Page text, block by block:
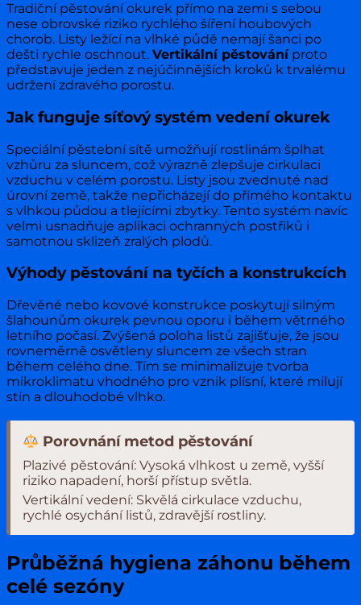
Tradiční pěstování okurek přímo na zemi s sebou
nese obrovské riziko rychlého šíření houbových
chorob. Listy ležící na vlhké půdě nemají šanci po
dešti rychle oschnout. Vertikální pěstováníproto
představuje jeden z nejúčinnějších kroků k trvalému
udržení zdravého porostu.
Jak funguje síťový systém vedení okurek
Speciální pěstební sítě umožňují rostlinám šplhat
vzhůru za sluncem, což výrazně zlepšuje cirkulaci
vzduchu v celém porostu. Listy jsou zvednuté nad
úrovní země, takže nepřicházejí do přímého kontaktu
s vlhkou půdou a tlejícími zbytky. Tento systém navíc
velmi usnadňuje aplikaci ochranných postřiků i
samotnou sklizeň zralých plodů.
Výhody pěstování na tyčích a konstrukcích
Dřevěné nebo kovové konstrukce poskytují silným
šlahounům okurek pevnou oporu i během větrného
letního počasí. Zvýšená poloha listů zajišťuje, že jsou
rovneměrně osvětleny sluncem ze všech stran
během celého dne. Tím se minimalizuje tvorba
mikroklimatu vhodného pro vznik plísní, které milují
stín a dlouhodobé vlhko.
Porovnání metod pěstování
Plazivé pěstování: Vysoká vlhkost u země, vyšší
riziko napadení, horší přístup světla.
Vertikální vedení: Skvělá cirkulace vzduchu,
rychlé osychání listů, zdravější rostliny.
Průběžná hygiena záhonu během
celé sezóny